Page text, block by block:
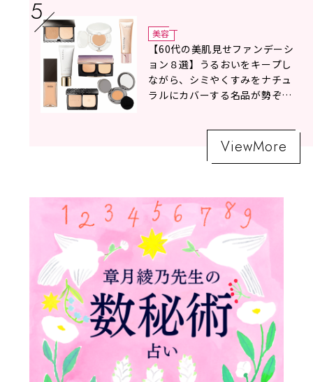
美容
【60代の美肌見せファンデーシ
ョン８選】うるおいをキープし
ながら、シミやくすみをナチュ
ラルにカバーする名品が勢ぞろ
ViewMore